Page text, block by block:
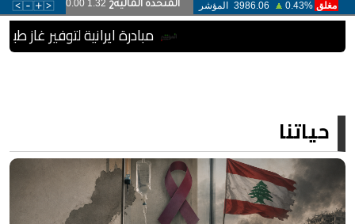
مبادرة ايرانية لتوفير غاز طبيعي مجاني
حياتنا